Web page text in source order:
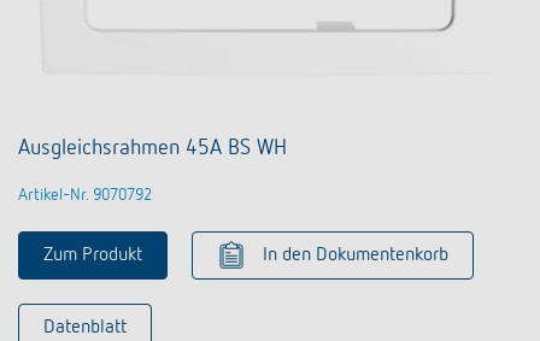
Ausgleichsrahmen 45A BS WH
Artikel-Nr. 9070792
Zum Produkt In den Dokumentenkorb
Datenblatt